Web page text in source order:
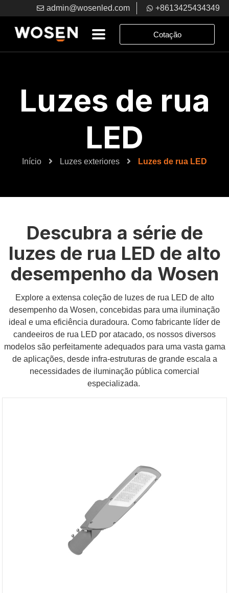
admin@wosenled.com +8613425434349
Cotação
Luzes de rua
LED
Início Luzes exteriores Luzes de rua LED
Descubra a série de
luzes de rua LED de alto
desempenho da Wosen
Explore a extensa coleção de luzes de rua LED de alto
desempenho da Wosen, concebidas para uma iluminação
ideal e uma eficiência duradoura. Como fabricante líder de
candeeiros de rua LED por atacado, os nossos diversos
modelos são perfeitamente adequados para uma vasta gama
de aplicações, desde infra-estruturas de grande escala a
necessidades de iluminação pública comercial
especializada.